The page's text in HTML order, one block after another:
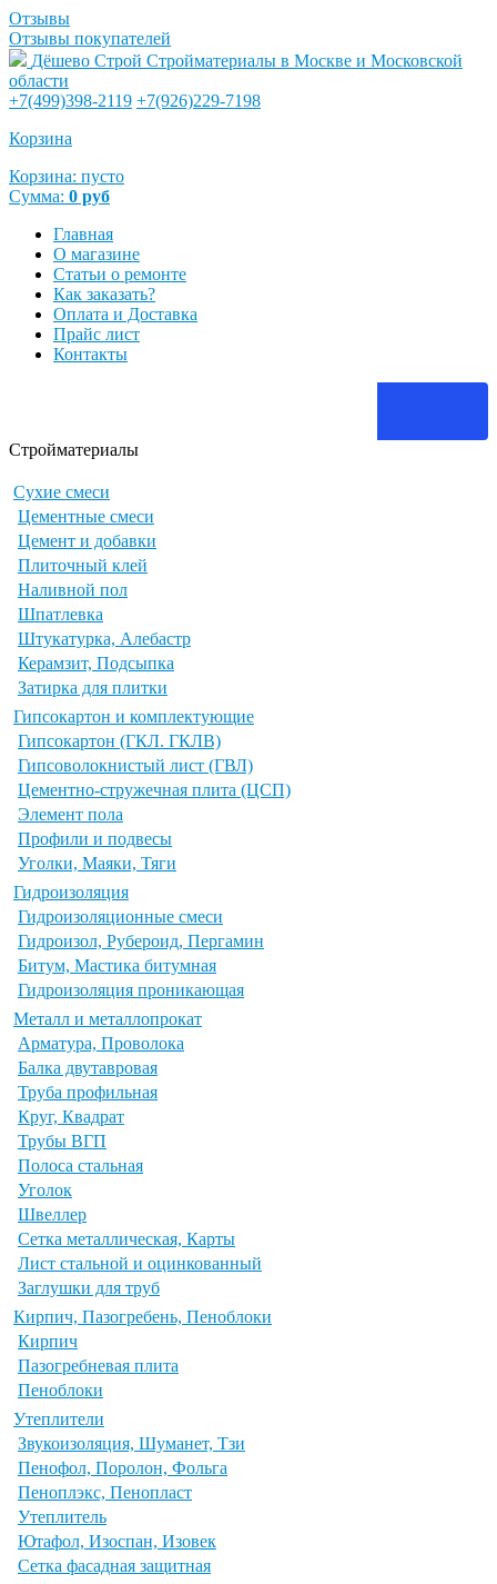
Отзывы
Отзывы покупателей
Дёшево Строй Стройматериалы в Москве и Московской
области
+7(499)398-2119 +7(926)229-7198
Корзина
Корзина: пусто
Сумма: 0 руб
Главная
О магазине
Статьи о ремонте
Как заказать?
Оплата и Доставка
Прайс лист
Контакты
Стройматериалы
Сухие смеси
Цементные смеси
Цемент и добавки
Плиточный клей
Наливной пол
Шпатлевка
Штукатурка, Алебастр
Керамзит, Подсыпка
Затирка для плитки
Гипсокартон и комплектующие
Гипсокартон (ГКЛ. ГКЛВ)
Гипсоволокнистый лист (ГВЛ)
Цементно-стружечная плита (ЦСП)
Элемент пола
Профили и подвесы
Уголки, Маяки, Тяги
Гидроизоляция
Гидроизоляционные смеси
Гидроизол, Рубероид, Пергамин
Битум, Мастика битумная
Гидроизоляция проникающая
Металл и металлопрокат
Арматура, Проволока
Балка двутавровая
Труба профильная
Круг, Квадрат
Трубы ВГП
Полоса стальная
Уголок
Швеллер
Сетка металлическая, Карты
Лист стальной и оцинкованный
Заглушки для труб
Кирпич, Пазогребень, Пеноблоки
Кирпич
Пазогребневая плита
Пеноблоки
Утеплители
Звукоизоляция, Шуманет, Тзи
Пенофол, Поролон, Фольга
Пеноплэкс, Пенопласт
Утеплитель
Ютафол, Изоспан, Изовек
Сетка фасадная защитная